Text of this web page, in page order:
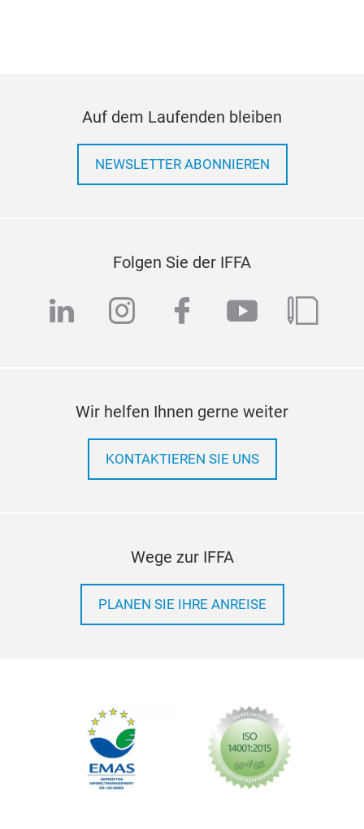
Auf dem Laufenden bleiben
NEWSLETTER ABONNIEREN
Folgen Sie der IFFA
linkedininstagram
facebook
youtube
blog
Wir helfen Ihnen gerne weiter
KONTAKTIEREN SIE UNS
Wege zur IFFA
PLANEN SIE IHRE ANREISE